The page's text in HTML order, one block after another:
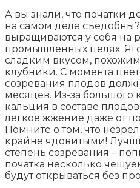
А вы знали, что початки
на самом деле
выращиваются у себя на
промышленных целях.
сладким вкусом,
клубники. С момента
созревания плодов
месяцев. Из-за большого
кальция в составе
легкое жжение даже от
Помните о том, что
крайне ядовитыми!
степень созревания –
початка несколько
будут открываться без